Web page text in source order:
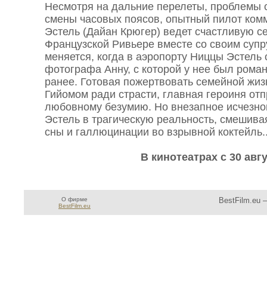
Несмотря на дальние перелеты, проблемы
смены часовых поясов, опытный пилот
Эстель (Дайан Крюгер) ведет счастливую
Французской Ривьере вместе со своим
меняется, когда в аэропорту Ниццы Эстель
фотографа Анну, с которой у нее был
ранее. Готовая пожертвовать семейной
Гийомом ради страсти, главная героиня
любовному безумию. Но внезапное
Эстель в трагическую реальность,
сны и галлюцинации во взрывной
В кинотеатрах с 30
О фирме
BestFilm.eu
BestFilm.eu